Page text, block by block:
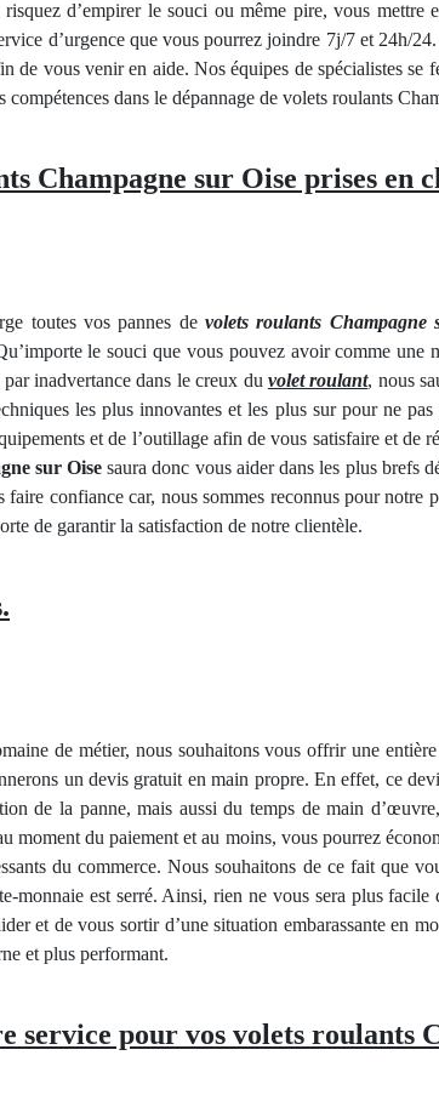
d’empirer le souci ou même pire, vous
d’urgence que vous pourrez joindre 7j/7 et 24h/
de vous venir en aide. Nos équipes de spécialistes
dans le dépannage de volets roulants
Champagne sur Oise prises en
toutes vos pannes devolets roulants Champagne
le souci que vous pouvez avoir comme une
inadvertance dans le creux du volet roulant, nous
les plus innovantes et les plus sur pour ne
et de l’outillage afin de vous satisfaire et de
sur Oise saura donc vous aider dans les plus brefs
faire confiance car, nous sommes reconnus pour
de garantir la satisfaction de notre clientèle.
de métier, nous souhaitons vous offrir une
un devis gratuit en main propre. En effet, ce
de la panne, mais aussi du temps de main
moment du paiement et au moins, vous pourrez
du commerce. Nous souhaitons de ce fait que
monnaie est serré. Ainsi, rien ne vous sera plus
et de vous sortir d’une situation embarassante en
et plus performant.
service pour vos volets roulants